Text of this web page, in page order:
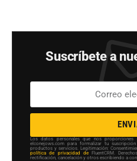
Suscríbete a
Los datos personales que nos
elconejows.com para formalizar tu
productos y servicios. Legitimación:
política de privacidad de FluentCRM.
rectificación, cancelación y otros escribiendo a